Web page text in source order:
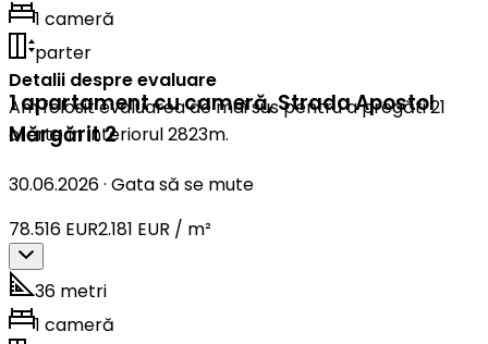
1 cameră
parter
Detalii despre evaluare
Am folosit evaluarea de mai sus pentru a pregăti 21
oferte în interiorul 2823m.
1 apartament cu cameră,Strada Apostol
Mărgărit 2
30.06.2026· Gata să se mute
78.516 EUR2.181 EUR / m²
36 metri
1 cameră